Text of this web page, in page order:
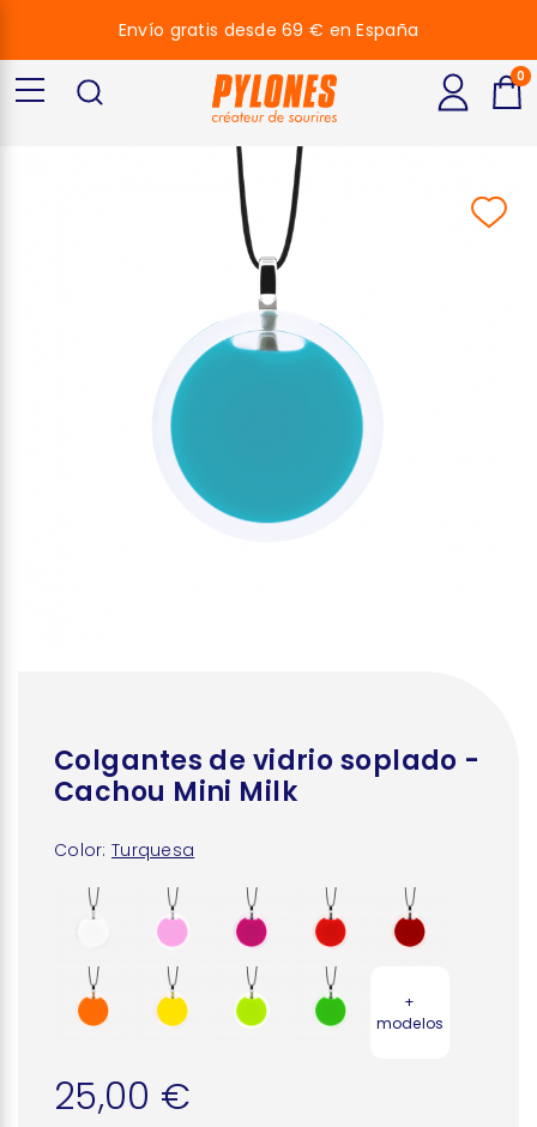
Colgantes de vidrio soplado -
Cachou Mini Milk
Color: Turquesa
+
modelos
25,00 €
Envío gratis desde 69 € en España
0